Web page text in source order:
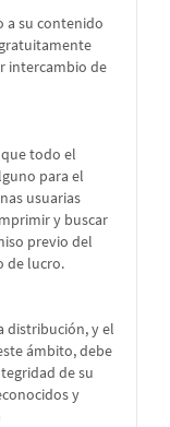
a su contenido
intercambio de
todo el
para el
usuarias
y buscar
previo del
de lucro.
distribución, y el
ámbito, debe
de su
y